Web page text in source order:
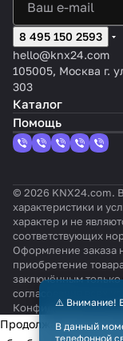
8 495 150 2593
hello@knx24.com
105005, Москва г.
303
Каталог
Помощь
© 2026 KNX24.com.
характеристики и
характер и не
соответствующих
Оформление заказа
приобретение
заключённым
согласования всех
⚠️ Внимание!
В данный
телефонной
Продолжая